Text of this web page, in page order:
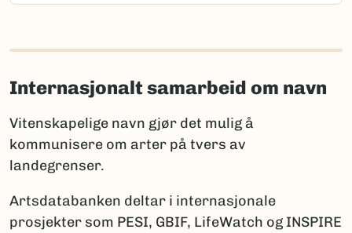
Internasjonalt samarbeid om navn
Vitenskapelige navn gjør det mulig å
kommunisere om arter på tvers av
landegrenser.
Artsdatabanken deltar i internasjonale
prosjekter som PESI, GBIF, LifeWatch og INSPIRE